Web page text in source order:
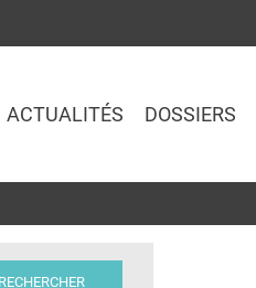
ACTUALITÉS DOSSIERS